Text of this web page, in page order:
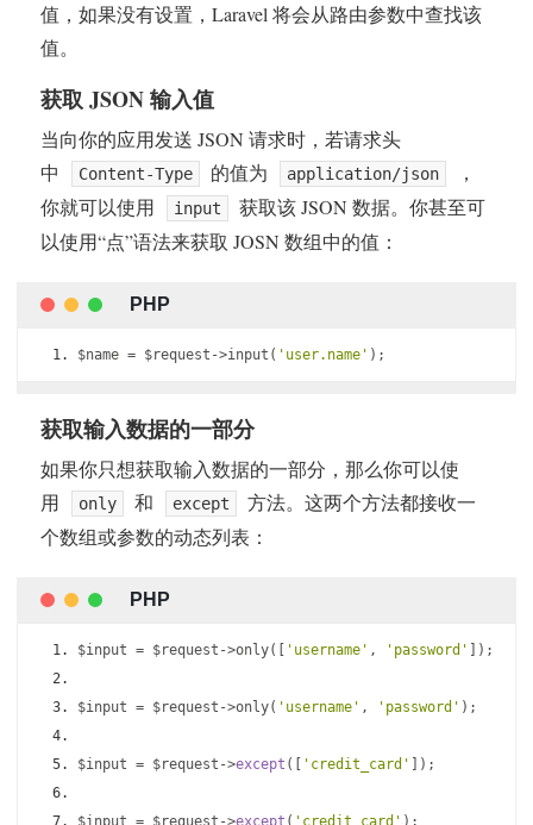
值，如果没有设置，Laravel 将会从路由参数中查找该
值。
获取 JSON 输入值
当向你的应用发送 JSON 请求时，若请求头
中
Content-Type 的值为 application/json
，
你就可以使用
input
获取该 JSON 数据。你甚至可
以使用“点”语法来获取 JOSN 数组中的值：
$name = $request ->input ( 'user.name' );
获取输入数据的一部分
如果你只想获取输入数据的一部分，那么你可以使
用
only 和 except
方法。这两个方法都接收一
个数组或参数的动态列表：
$input = $request ->only([ 'username' , 'password' ]);
$input = $request ->only( 'username' , 'password' );
$input = $request ->except ([ 'credit_card' ]);
$input = $request ->except ( 'credit_card' );